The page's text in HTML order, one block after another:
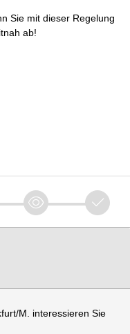
Sie mit dieser Regelung
ab!
M. interessieren Sie